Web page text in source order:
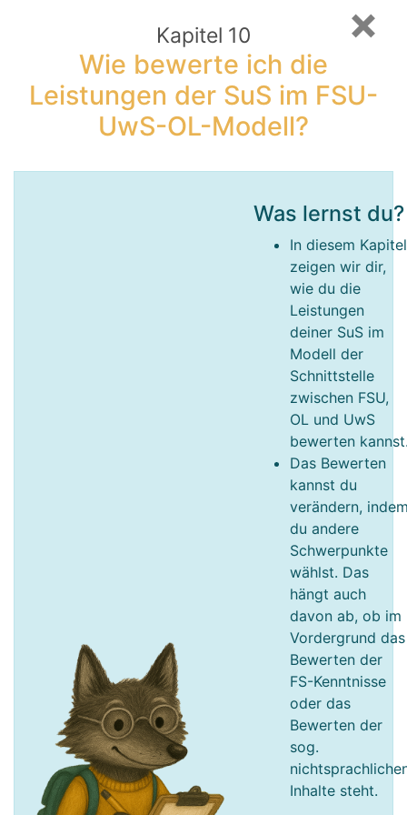
×
Kapitel 10
Wie bewerte ich die
Leistungen der SuS im FSU-
UwS-OL-Modell?
Was lernst du?
In diesem Kapitel
zeigen wir dir,
wie du die
Leistungen
deiner SuS im
Modell der
Schnittstelle
zwischen FSU,
OL und UwS
bewerten
Das Bewerten
kannst du
verändern,
du andere
Schwerpunkte
wählst. Das
hängt auch
davon ab, ob im
Vordergrund das
Bewerten der
FS-Kenntnisse
oder das
Bewerten der
sog.
Inhalte steht.